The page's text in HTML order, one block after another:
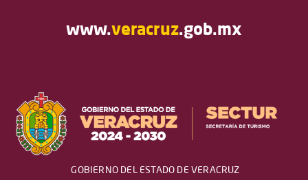
www.veracruz.gob.mx
GOBIERNO DEL ESTADO DE VERACRUZ